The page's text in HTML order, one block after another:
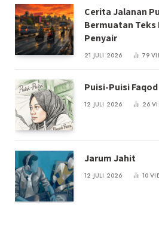
Cerita Jalanan
Bermuatan
Penyair
21 JULI 2026 79
Puisi-Puisi Faqod
12 JULI 2026 26
Jarum Jahit
12 JULI 2026 10